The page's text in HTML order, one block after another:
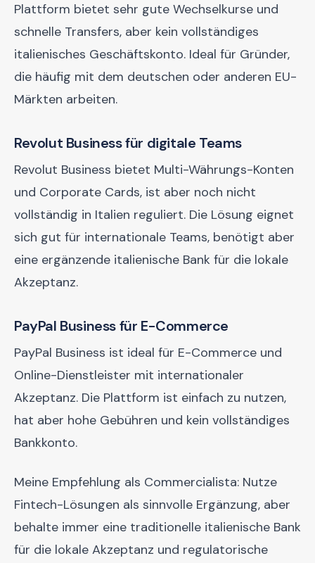
Plattform bietet sehr gute Wechselkurse und
schnelle Transfers, aber kein vollständiges
italienisches Geschäftskonto. Ideal für Gründer,
die häufig mit dem deutschen oder anderen EU-
Märkten arbeiten.
Revolut Business für digitale Teams
Revolut Business bietet Multi-Währungs-Konten
und Corporate Cards, ist aber noch nicht
vollständig in Italien reguliert. Die Lösung eignet
sich gut für internationale Teams, benötigt aber
eine ergänzende italienische Bank für die lokale
Akzeptanz.
PayPal Business für E-Commerce
PayPal Business ist ideal für E-Commerce und
Online-Dienstleister mit internationaler
Akzeptanz. Die Plattform ist einfach zu nutzen,
hat aber hohe Gebühren und kein vollständiges
Bankkonto.
Meine Empfehlung als Commercialista: Nutze
Fintech-Lösungen als sinnvolle Ergänzung, aber
behalte immer eine traditionelle italienische Bank
für die lokale Akzeptanz und regulatorische